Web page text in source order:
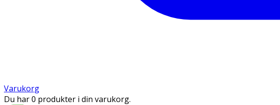
Varukorg
Du har 0 produkter i din varukorg.